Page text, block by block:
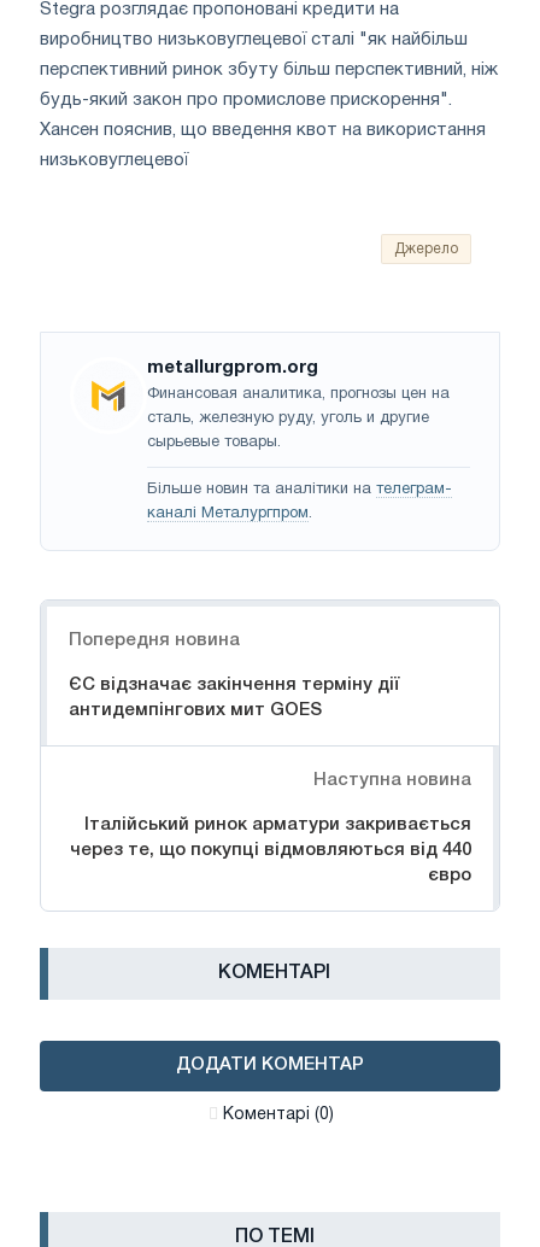
Stegra розглядає пропоновані кредити на
виробництво низьковуглецевої сталі "як найбільш
перспективний ринок збуту більш перспективний, ніж
будь-який закон про промислове прискорення".
Хансен пояснив, що введення квот на використання
низьковуглецевої
Джерело
metallurgprom.org
Финансовая аналитика, прогнозы цен на
сталь, железную руду, уголь и другие
сырьевые товары.
Більше новин та аналітики на телеграм-
каналі Металургпром.
Попередня новина
ЄС відзначає закінчення терміну дії
антидемпінгових мит GOES
Наступна новина
Італійський ринок арматури закривається
через те, що покупці відмовляються від 440
євро
КОМЕНТАРІ
ДОДАТИ КОМЕНТАР
Коментарі (0)
ПО ТЕМІ